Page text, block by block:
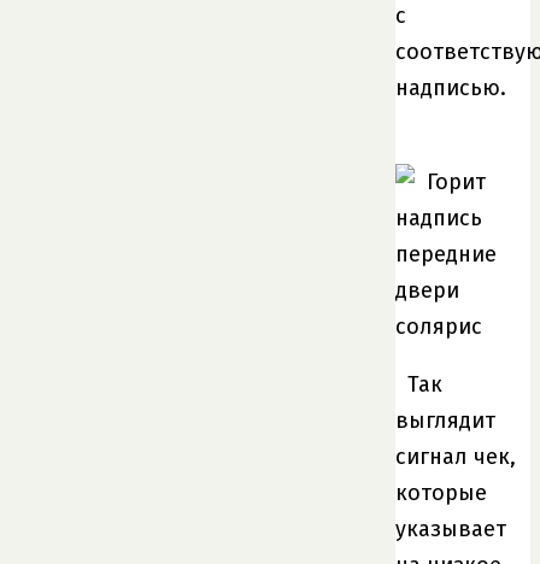
с
надписью.
Так
выглядит
сигнал чек,
которые
указывает